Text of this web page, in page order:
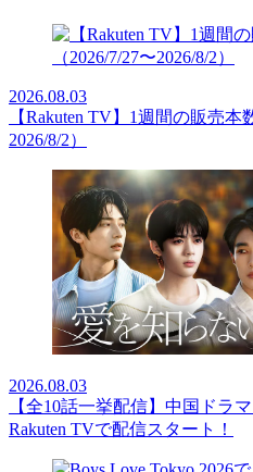
2026.08.03
【Rakuten TV】1週間の販売本
2026/8/2）
2026.08.03
【全10話一挙配信】中国ドラ
Rakuten TVで配信スタート！